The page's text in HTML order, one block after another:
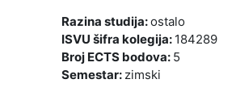
Razina studija:ostalo
ISVU šifra kolegija: 184289
Broj ECTS bodova: 5
Semestar: zimski